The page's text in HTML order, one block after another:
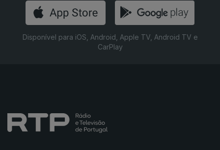
Disponível para iOS, Android, Apple TV, Android TV e
CarPlay